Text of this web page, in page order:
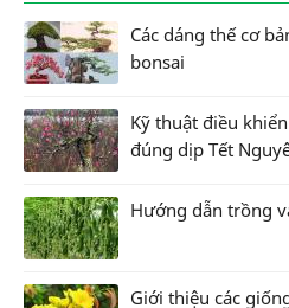
Các dáng thế cơ
bonsai
Kỹ thuật điều
đúng dịp Tết
Hướng dẫn trồng
Giới thiệu các